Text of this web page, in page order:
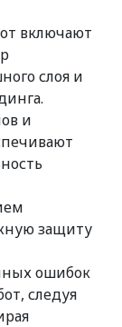
включают
слоя и
и
защиту
ошибок
следуя